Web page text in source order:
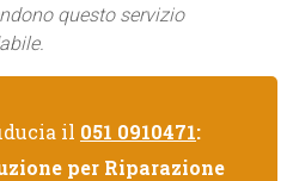
questo servizio
il 051 0910471:
per Riparazione